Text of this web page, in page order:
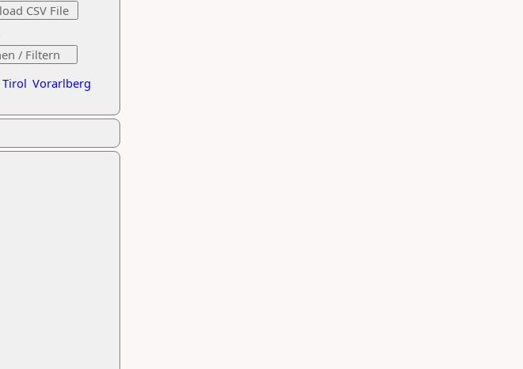
Tirol Vorarlberg